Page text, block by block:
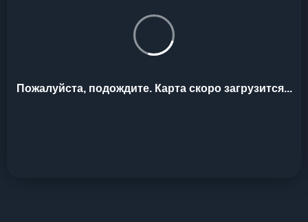
Пожалуйста, подождите. Карта скоро загрузится...